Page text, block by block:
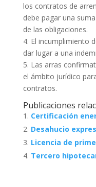
los contratos de
debe pagar una
de las obligaciones.
4. El incumplimiento
dar lugar a una
5. Las arras
el ámbito jurídico
contratos.
Publicaciones
Certificación
Desahucio
Licencia de
Tercero